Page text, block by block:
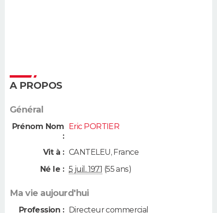
A PROPOS
Général
Prénom Nom
:
Eric PORTIER
Vit à : CANTELEU, France
Né le : 5 juil. 1971 (55 ans)
Ma vie aujourd'hui
Profession : Directeur commercial